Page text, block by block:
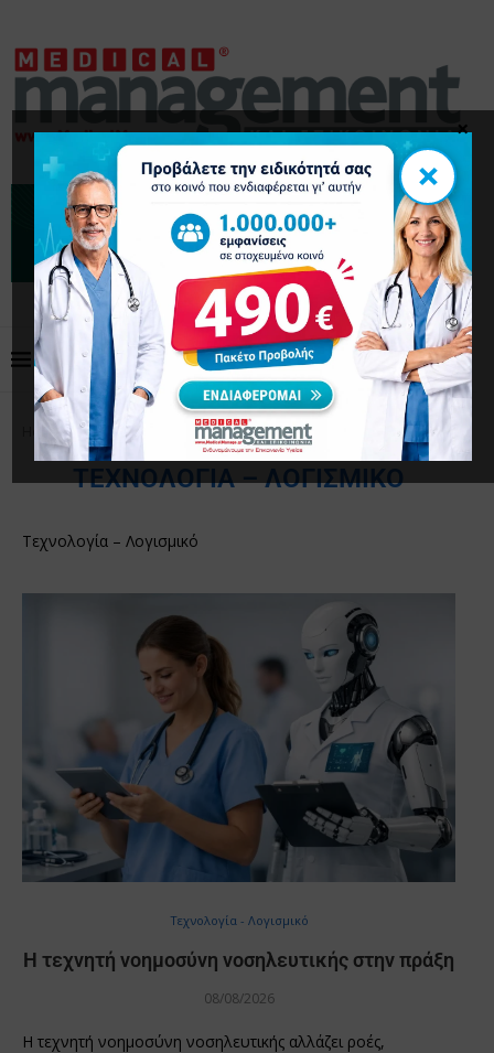
Home Τεχνολογία – Λογισμικό
ΤΕΧΝΟΛΟΓΊΑ – ΛΟΓΙΣΜΙΚΌ
Τεχνολογία – Λογισμικό
Τεχνολογία - Λογισμικό
Η τεχνητή νοημοσύνη νοσηλευτικής στην πράξη
08/08/2026
Η τεχνητή νοημοσύνη νοσηλευτικής αλλάζει ροές,
×
×